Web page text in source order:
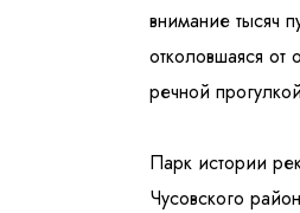
внимание тысяч
отколовшаяся от
речной
Парк истории
Чусовского